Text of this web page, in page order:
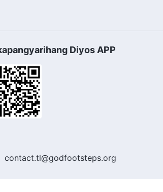
Diyos APP
contact.tl@godfootsteps.org